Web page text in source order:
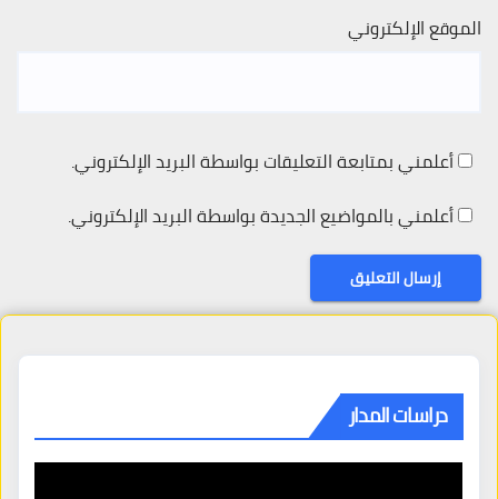
الموقع الإلكتروني
أعلمني بمتابعة التعليقات بواسطة البريد الإلكتروني.
أعلمني بالمواضيع الجديدة بواسطة البريد الإلكتروني.
دراسات المدار